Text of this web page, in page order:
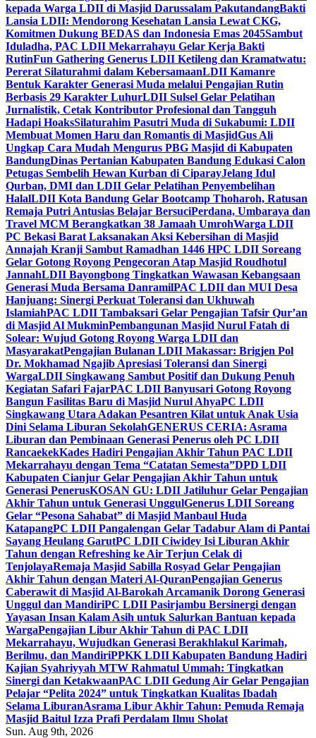
kepada Warga LDII di Masjid Darussalam PakutandangBakti
Lansia LDII: Mendorong Kesehatan Lansia Lewat CKG,
Komitmen Dukung BEDAS dan Indonesia Emas 2045Sambut
Iduladha, PAC LDII Mekarrahayu Gelar Kerja Bakti
RutinFun Gathering Generus LDII Ketileng dan Kramatwatu:
Pererat Silaturahmi dalam KebersamaanLDII Kamanre
Bentuk Karakter Generasi Muda melalui Pengajian Rutin
Berbasis 29 Karakter LuhurLDII Sulsel Gelar Pelatihan
Jurnalistik, Cetak Kontributor Profesional dan Tangguh
Hadapi HoaksSilaturahim Pasutri Muda di Sukabumi: LDII
Membuat Momen Haru dan Romantis di MasjidGus Ali
Ungkap Cara Mudah Mengurus PBG Masjid di Kabupaten
BandungDinas Pertanian Kabupaten Bandung Edukasi Calon
Petugas Sembelih Hewan Kurban di CiparayJelang Idul
Qurban, DMI dan LDII Gelar Pelatihan Penyembelihan
HalalLDII Kota Bandung Gelar Bootcamp Thoharoh, Ratusan
Remaja Putri Antusias Belajar BersuciPerdana, Umbaraya dan
Travel MCM Berangkatkan 38 Jamaah UmrohWarga LDII
PC Bekasi Barat Laksanakan Aksi Kebersihan di Masjid
Annajah Kranji Sambut Ramadhan 1446 HPC LDII Soreang
Gelar Gotong Royong Pengecoran Atap Masjid Roudhotul
JannahLDII Bayongbong Tingkatkan Wawasan Kebangsaan
Generasi Muda Bersama DanramilPAC LDII dan MUI Desa
Hanjuang: Sinergi Perkuat Toleransi dan Ukhuwah
IslamiahPAC LDII Tambaksari Gelar Pengajian Tafsir Qur’an
di Masjid Al MukminPembangunan Masjid Nurul Fatah di
Solear: Wujud Gotong Royong Warga LDII dan
MasyarakatPengajian Bulanan LDII Makassar: Brigjen Pol
Dr. Mokhamad Ngajib Apresiasi Toleransi dan Sinergi
WargaLDII Singkawang Sambut Positif dan Dukung Penuh
Kegiatan Safari FajarPAC LDII Banyusari Gotong Royong
Bangun Fasilitas Baru di Masjid Nurul AhyaPC LDII
Singkawang Utara Adakan Pesantren Kilat untuk Anak Usia
Dini Selama Liburan SekolahGENERUS CERIA: Asrama
Liburan dan Pembinaan Generasi Penerus oleh PC LDII
RancaekekKades Hadiri Pengajian Akhir Tahun PAC LDII
Mekarrahayu dengan Tema “Catatan Semesta”DPD LDII
Kabupaten Cianjur Gelar Pengajian Akhir Tahun untuk
Generasi PenerusKOSAN GU: LDII Jatiluhur Gelar Pengajian
Akhir Tahun untuk Generasi UnggulGenerus LDII Soreang
Gelar “Pesona Sahabat” di Masjid Manbaul Huda
KatapangPC LDII Pangalengan Gelar Tadabur Alam di Pantai
Sayang Heulang GarutPC LDII Ciwidey Isi Liburan Akhir
Tahun dengan Refreshing ke Air Terjun Celak di
TenjolayaRemaja Masjid Sabilla Rosyad Gelar Pengajian
Akhir Tahun dengan Materi Al-QuranPengajian Generus
Caberawit di Masjid Al-Barokah Arcamanik Dorong Generasi
Unggul dan MandiriPC LDII Pasirjambu Bersinergi dengan
Yayasan Insan Kalam Asih untuk Salurkan Bantuan kepada
WargaPengajian Libur Akhir Tahun di PAC LDII
Mekarrahayu, Wujudkan Generasi Berakhlakul Karimah,
Berilmu, dan MandiriPPKK LDII Kabupaten Bandung Hadiri
Kajian Syahriyyah MTW Rahmatul Ummah: Tingkatkan
Sinergi dan KetakwaanPAC LDII Gedung Air Gelar Pengajian
Pelajar “Pelita 2024” untuk Tingkatkan Kualitas Ibadah
Selama LiburanAsrama Libur Akhir Tahun: Pemuda Remaja
Masjid Baitul Izza Prafi Perdalam Ilmu Sholat
Sun. Aug 9th, 2026